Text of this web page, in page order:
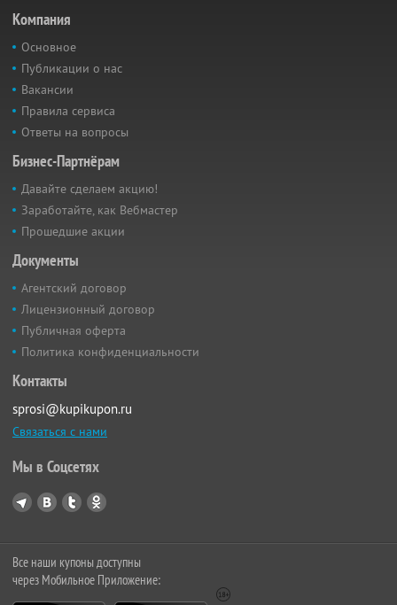
Компания
Основное
Публикации о нас
Вакансии
Правила сервиса
Ответы на вопросы
Бизнес-Партнёрам
Давайте сделаем акцию!
Заработайте, как Вебмастер
Прошедшие акции
Документы
Агентский договор
Лицензионный договор
Публичная оферта
Политика конфиденциальности
Контакты
sprosi@kupikupon.ru
Связаться с нами
Мы в Соцсетях
Все наши купоны доступны
через Мобильное Приложение: